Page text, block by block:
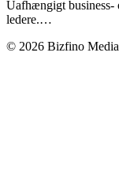
Uafhængigt business-
ledere.…
© 2026 Bizfino